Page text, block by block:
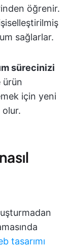
öğrenir.
sağlarlar.
sürecinizi
ürün
için yeni
olur.
tasarımı